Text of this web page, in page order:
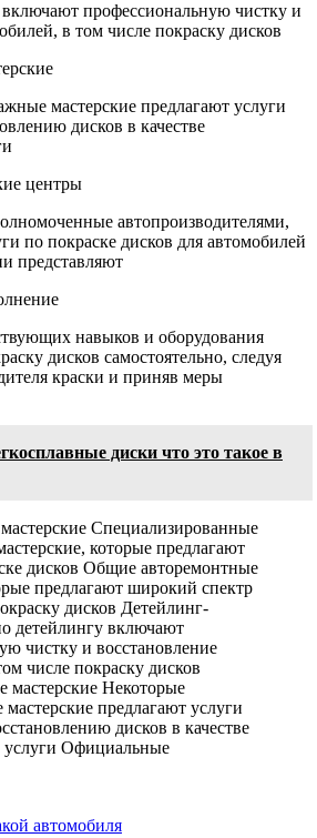
профессиональную чистку и
в том числе покраску дисков
мастерские предлагают услуги
дисков в качестве
центры
автопроизводителями,
по покраске дисков для автомобилей
представляют
навыков и оборудования
дисков самостоятельно, следуя
краски и приняв меры
диски что это такое в
Специализированные
которые предлагают
дисков Общие авторемонтные
предлагают широкий спектр
дисков Детейлинг-
детейлингу включают
чистку и восстановление
числе покраску дисков
Некоторые
предлагают услуги
дисков в качестве
услуги Официальные
автомобиля